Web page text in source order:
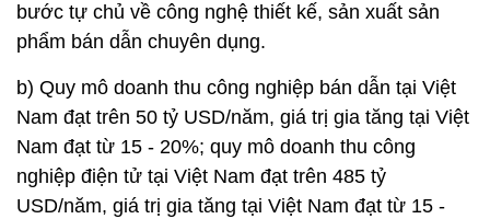
bước tự chủ về công nghệ thiết kế, sản xuất sản
phẩm bán dẫn chuyên dụng.
b) Quy mô doanh thu công nghiệp bán dẫn tại Việt
Nam đạt trên 50 tỷ USD/năm, giá trị gia tăng tại Việt
Nam đạt từ 15 - 20%; quy mô doanh thu công
nghiệp điện tử tại Việt Nam đạt trên 485 tỷ
USD/năm, giá trị gia tăng tại Việt Nam đạt từ 15 -